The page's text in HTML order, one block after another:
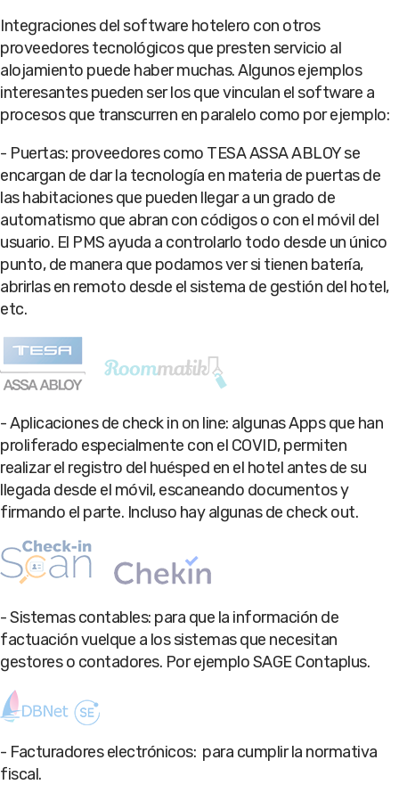
Integraciones del software hotelero con otros
proveedores tecnológicos que presten servicio al
alojamiento puede haber muchas. Algunos ejemplos
interesantes pueden ser los que vinculan el software a
procesos que transcurren en paralelo como por ejemplo:
- Puertas: proveedores como TESA ASSA ABLOY se
encargan de dar la tecnología en materia de puertas de
las habitaciones que pueden llegar a un grado de
automatismo que abran con códigos o con el móvil del
usuario. El PMS ayuda a controlarlo todo desde un único
punto, de manera que podamos ver si tienen batería,
abrirlas en remoto desde el sistema de gestión del hotel,
etc.
- Aplicaciones de check in on line: algunas Apps que han
proliferado especialmente con el COVID, permiten
realizar el registro del huésped en el hotel antes de su
llegada desde el móvil, escaneando documentos y
firmando el parte. Incluso hay algunas de check out.
- Sistemas contables: para que la información de
factuación vuelque a los sistemas que necesitan
gestores o contadores. Por ejemplo SAGE Contaplus.
- Facturadores electrónicos: para cumplir la normativa
fiscal.